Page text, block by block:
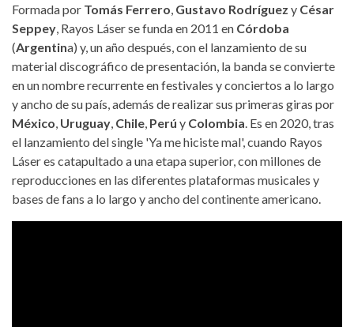
Formada por Tomás Ferrero, Gustavo Rodríguez y César
Seppey, Rayos Láser se funda en 2011 en Córdoba
(Argentina) y, un año después, con el lanzamiento de su
material discográfico de presentación, la banda se convierte
en un nombre recurrente en festivales y conciertos a lo largo
y ancho de su país, además de realizar sus primeras giras por
México, Uruguay, Chile, Perú y Colombia. Es en 2020, tras
el lanzamiento del single 'Ya me hiciste mal', cuando Rayos
Láser es catapultado a una etapa superior, con millones de
reproducciones en las diferentes plataformas musicales y
bases de fans a lo largo y ancho del continente americano.